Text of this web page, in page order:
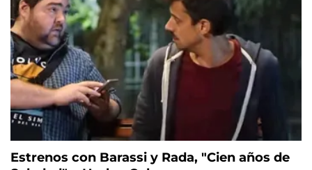
Estrenos con Barassi y Rada, "Cien años de